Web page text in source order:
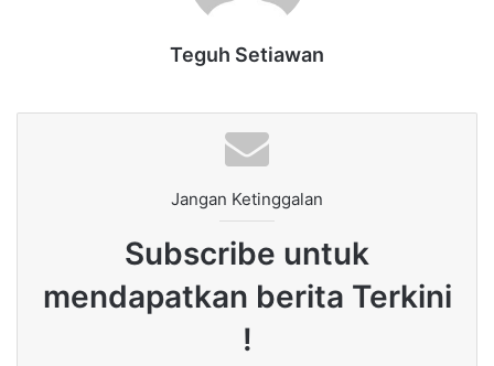
Teguh Setiawan
Jangan Ketinggalan
Subscribe untuk
mendapatkan berita Terkini
!